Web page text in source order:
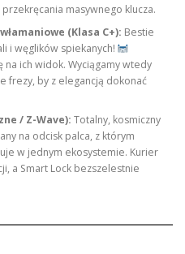
masywnego klucza.
(Klasa C+): Bestie
i węglików spiekanych!
na ich widok. Wyciągamy wtedy
frezy, by z elegancją dokonać
/ Z-Wave): Totalny, kosmiczny
na odcisk palca, z którym
w jednym ekosystemie. Kurier
a Smart Lock bezszelestnie